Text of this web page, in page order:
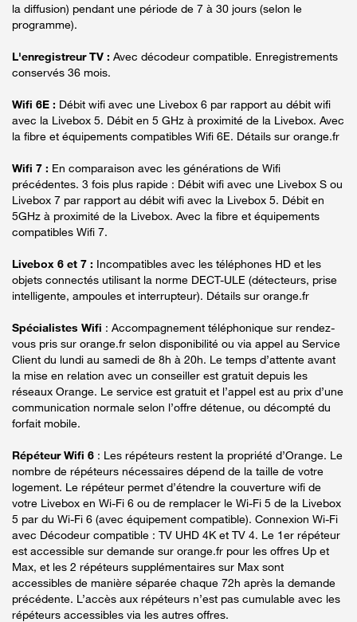
la diffusion) pendant une période de 7 à 30 jours (selon le
programme).
L'enregistreur TV : Avec décodeur compatible. Enregistrements
conservés 36 mois.
Wifi 6E : Débit wifi avec une Livebox 6 par rapport au débit wifi
avec la Livebox 5. Débit en 5 GHz à proximité de la Livebox. Avec
la fibre et équipements compatibles Wifi 6E. Détails sur orange.fr
Wifi 7 : En comparaison avec les générations de Wifi
précédentes. 3 fois plus rapide : Débit wifi avec une Livebox S ou
Livebox 7 par rapport au débit wifi avec la Livebox 5. Débit en
5GHz à proximité de la Livebox. Avec la fibre et équipements
compatibles Wifi 7.
Livebox 6 et 7 : Incompatibles avec les téléphones HD et les
objets connectés utilisant la norme DECT-ULE (détecteurs, prise
intelligente, ampoules et interrupteur). Détails sur orange.fr
Spécialistes Wifi : Accompagnement téléphonique sur rendez-
vous pris sur orange.fr selon disponibilité ou via appel au Service
Client du lundi au samedi de 8h à 20h. Le temps d’attente avant
la mise en relation avec un conseiller est gratuit depuis les
réseaux Orange. Le service est gratuit et l’appel est au prix d’une
communication normale selon l’offre détenue, ou décompté du
forfait mobile.
Répéteur Wifi 6 : Les répéteurs restent la propriété d’Orange. Le
nombre de répéteurs nécessaires dépend de la taille de votre
logement. Le répéteur permet d’étendre la couverture wifi de
votre Livebox en Wi-Fi 6 ou de remplacer le Wi-Fi 5 de la Livebox
5 par du Wi-Fi 6 (avec équipement compatible). Connexion Wi-Fi
avec Décodeur compatible : TV UHD 4K et TV 4. Le 1er répéteur
est accessible sur demande sur orange.fr pour les offres Up et
Max, et les 2 répéteurs supplémentaires sur Max sont
accessibles de manière séparée chaque 72h après la demande
précédente. L’accès aux répéteurs n’est pas cumulable avec les
répéteurs accessibles via les autres offres.